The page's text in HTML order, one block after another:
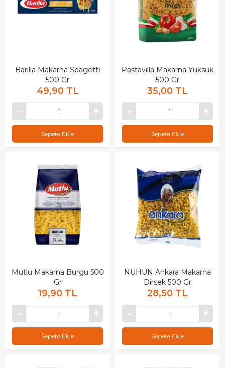
Barilla Makarna Spagetti
500 Gr
49,90 TL
Sepete Ekle
Pastavilla Makarna Yüksük
500 Gr
35,00 TL
Sepete Ekle
Mutlu Makarna Burgu 500
Gr
19,90 TL
Sepete Ekle
NUHUN Ankara Makarna
Dirsek 500 Gr
28,50 TL
Sepete Ekle